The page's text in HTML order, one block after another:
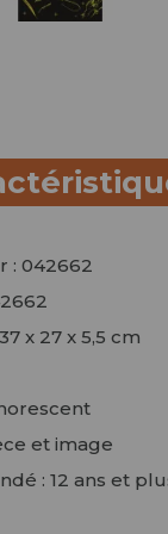
: 042662
x 27 x 5,5 cm
et image
: 12 ans et